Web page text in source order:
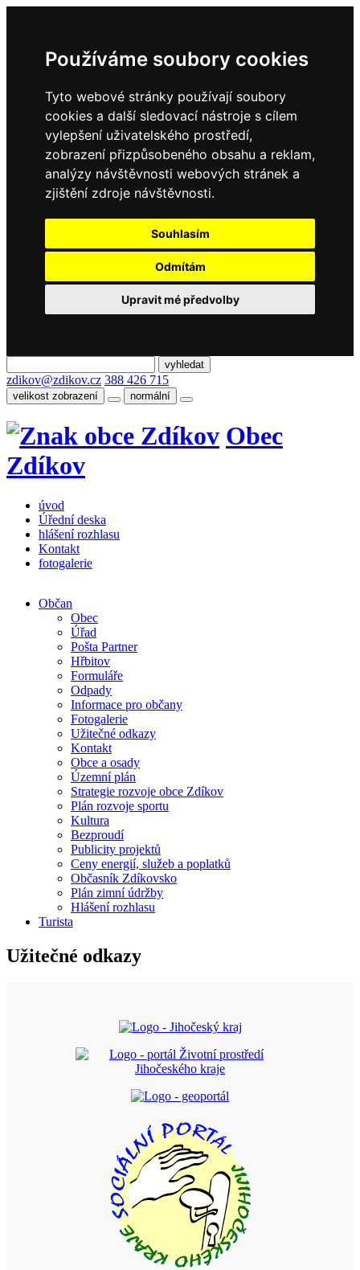
Používáme soubory cookies
Tyto webové stránky používají soubory
cookies a další sledovací nástroje s cílem
vylepšení uživatelského prostředí,
zobrazení přizpůsobeného obsahu a reklam,
analýzy návštěvnosti webových stránek a
zjištění zdroje návštěvnosti.
Souhlasím
Odmítám
Upravit mé předvolby
zdikov@zdikov.cz 388 426 715
velikost zobrazení normální
Obec
Zdíkov
úvod
Úřední deska
hlášení rozhlasu
Kontakt
fotogalerie
Občan
Obec
Úřad
Pošta Partner
Hřbitov
Formuláře
Odpady
Informace pro občany
Fotogalerie
Užitečné odkazy
Kontakt
Obce a osady
Územní plán
Strategie rozvoje obce Zdíkov
Plán rozvoje sportu
Kultura
Bezproudí
Publicity projektů
Ceny energií, služeb a poplatků
Občasník Zdíkovsko
Plán zimní údržby
Hlášení rozhlasu
Turista
Užitečné odkazy